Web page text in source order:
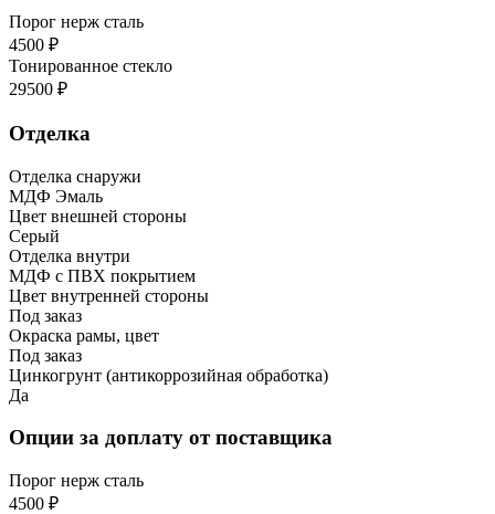
Порог нерж сталь
4500 ₽
Тонированное стекло
29500 ₽
Отделка
Отделка снаружи
МДФ Эмаль
Цвет внешней стороны
Серый
Отделка внутри
МДФ с ПВХ покрытием
Цвет внутренней стороны
Под заказ
Окраска рамы, цвет
Под заказ
Цинкогрунт (антикоррозийная обработка)
Да
Опции за доплату от поставщика
Порог нерж сталь
4500 ₽